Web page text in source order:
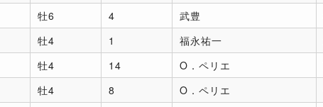
牡6 4 武豊
牡4 1 福永祐一
牡4 14 O．ペリエ
牡4 8 O．ペリエ